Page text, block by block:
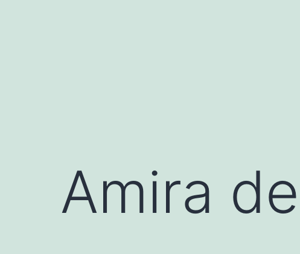
Amira